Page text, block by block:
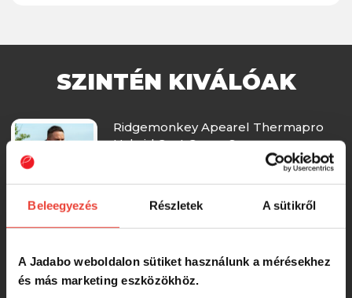
Beleegyezés Részletek A sütikről
A Jadabo weboldalon sütiket használunk a mérésekhez
és más marketing eszközökhöz.
SZINTÉN KIVÁLÓAK
Ridgemonkey Apearel Thermapro
Hybrid Coat Green S